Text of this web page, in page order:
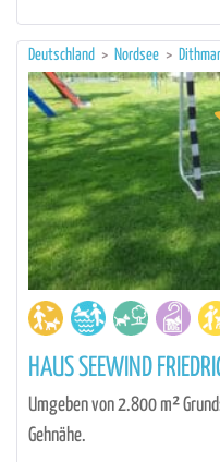
Deutschland > Nordsee >
HAUS SEEWIND
Umgeben von 2.800 m²
Gehnähe.